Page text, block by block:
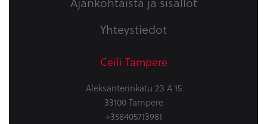
Yhteystiedot
Ceili Tampere
Aleksanterinkatu 23 A 15
33100 Tampere
+358405713981